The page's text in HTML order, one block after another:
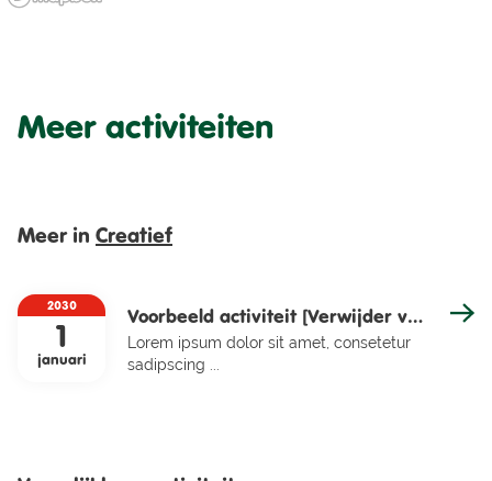
Meer activiteiten
Meer in Creatief
2030
1
januari
Voorbeeld activiteit [Verwijder van
nieuwe site]
Lorem ipsum dolor sit amet, consetetur
sadipscing ...